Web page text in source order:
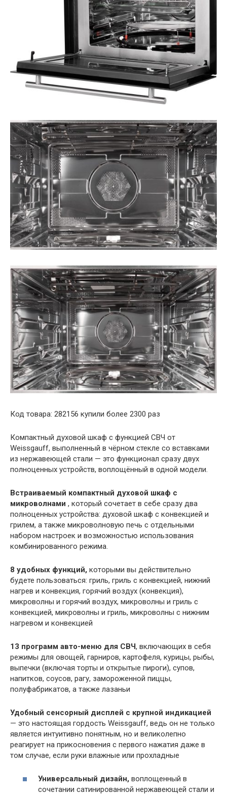
Код товара: 282156 купили более 2300 раз
Компактный духовой шкаф с функцией СВЧ от
Weissgauff, выполненный в чёрном стекле со вставками
из нержавеющей стали — это функционал сразу двух
полноценных устройств, воплощённый в одной модели.
Встраиваемый компактный духовой шкаф с
микроволнами , который сочетает в себе сразу два
полноценных устройства: духовой шкаф с конвекцией и
грилем, а также микроволновую печь с отдельными
набором настроек и возможностью использования
комбинированного режима.
8 удобных функций, которыми вы действительно
будете пользоваться: гриль, гриль с конвекцией, нижний
нагрев и конвекция, горячий воздух (конвекция),
микроволны и горячий воздух, микроволны и гриль с
конвекцией, микроволны и гриль, микроволны с нижним
нагревом и конвекцией
13 программ авто-меню для СВЧ, включающих в себя
режимы для овощей, гарниров, картофеля, курицы, рыбы,
выпечки (включая торты и открытые пироги), супов,
напитков, соусов, рагу, замороженной пиццы,
полуфабрикатов, а также лазаньи
Удобный сенсорный дисплей с крупной индикацией
— это настоящая гордость Weissgauff, ведь он не только
является интуитивно понятным, но и великолепно
реагирует на прикосновения с первого нажатия даже в
том случае, если руки влажные или прохладные
Универсальный дизайн, воплощенный в
сочетании сатинированной нержавеющей стали и